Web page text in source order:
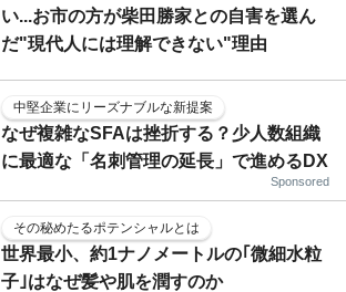
い...お市の方が柴田勝家との自害を選ん
だ"現代人には理解できない"理由
中堅企業にリーズナブルな新提案
なぜ複雑なSFAは挫折する？少人数組織
に最適な「名刺管理の延長」で進めるDX
Sponsored
その秘めたるポテンシャルとは
世界最小、約1ナノメートルの｢微細水粒
子｣はなぜ髪や肌を潤すのか